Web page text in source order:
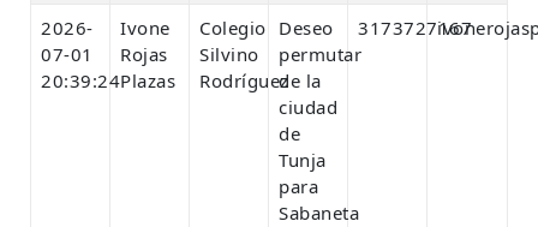
2026-
07-01
20:39:24
Ivone
Rojas
Plazas
Colegio
Silvino
Rodríguez
Deseo
permutar
de la
ciudad
de
Tunja
para
Sabaneta
3173727167